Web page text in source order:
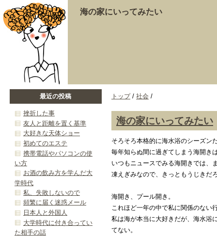
海の家にいってみたい
トップ/ 社会 /
海の家にいってみたい
そろそろ本格的に海水浴のシーズン
毎年知らぬ間に過ぎてしまう海開き
いつもニュースでみる海開きでは、
凍えぎみなので、きっともうじきだ
海開き、プール開き。
これほど一年の中で私に関係のない
私は海が本当に大好きだが、海水浴
てない。
最近の投稿
挫折した事
友人と距離を置く基準
大好きな天体ショー
初めてのエステ
携帯電話やパソコンの使
い方
お酒の飲み方を学んだ大
学時代
私、失敗しないので
頻繁に届く迷惑メール
日本人と外国人
大学時代に付き合ってい
た相手の話